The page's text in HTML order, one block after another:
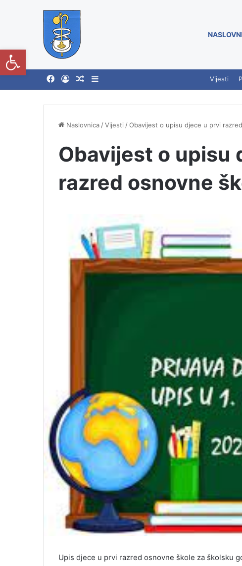
Vijesti
Naslovnica /Vijesti /Obavijest o upisu djece u prvi
Obavijest o upisu
razred osnovne
Upis djece u prvi razred osnovne škole za školsku
Open toolbar